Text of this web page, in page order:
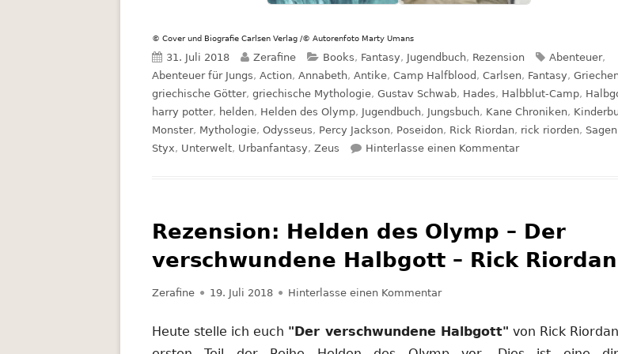
© Cover und Biografie Carlsen Verlag /© Autorenfoto Marty Umans
Veröffentlicht
am
31. Juli 2018 Autor
Zerafine Kategorien
Books, Fantasy, Jugendbuch, Rezension Schlagwörter
Abenteuer,
Abenteuer für Jungs, Action, Annabeth, Antike, Camp Halfblood , Carlsen, Fantasy,
griechische Götter, griechische Mythologie, Gustav Schwab, Hades, Halbblut-Camp,
harry potter, helden, Helden des Olymp, Jugendbuch, Jungsbuch, Kane Chroniken,
Monster, Mythologie, Odysseus, Percy Jackson, Poseidon, Rick Riordan, rick riorden, Sagen
Styx, Unterwelt, Urbanfantasy, Zeus Hinterlasse einen Kommentarzu Rezension:
Rezension: Helden des Olymp – Der
verschwundene Halbgott – Rick Riordan
Autor
Zerafine
Veröffentlicht
19. Juli 2018 Hinterlasse einen Kommentarzu Rezension: Helden des Olymp
Heute stelle ich euch "Der verschwundene Halbgott" von Rick